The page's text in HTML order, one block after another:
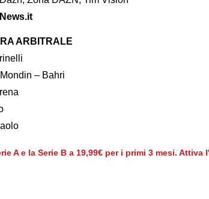
ARBITRALE
– Bahri
A e la Serie B a 19,99€ per i primi 3 mesi. Attiva